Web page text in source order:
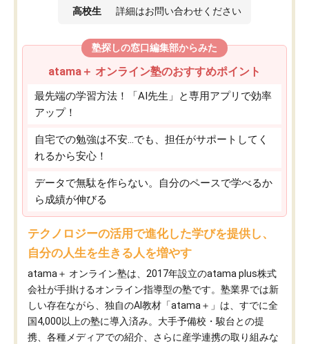
高校生 詳細はお問い合わせください
塾探しの窓口編集部からみた
atama＋ オンライン塾のおすすめポイント
最先端の学習方法！「AI先生」と専用アプリで効率
アップ！
自宅での勉強は不安…でも、担任がサポートしてく
れるから安心！
データで無駄を作らない。自分のペースで学べるか
ら成績が伸びる
テクノロジーの活用で進化した学びを提供し、
自分の人生を生きる人を増やす
atama＋ オンライン塾は、2017年設立のatama plus株式
会社が手掛けるオンライン指導型の塾です。塾業界では新
しい存在ながら、独自のAI教材「atama＋」は、すでに全
国4,000以上の塾に導入済み。大手予備校・駿台との提
携、各種メディアでの紹介、さらに産学連携の取り組みな